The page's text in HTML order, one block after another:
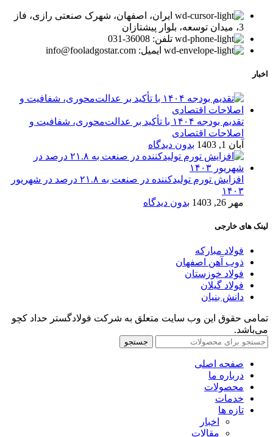
ایران، اصفهان، شهرک صنعتی رازی، فاز
3، میدان توسعه، بلوار پیشتازان
تلفن: 36008-031
ایمیل: info@fooladgostar.com
اخبار
تقدیم بودجه ۱۴۰۴ با تأکید بر عدالت‌محوری، شفافیت و
اصلاحات اقتصادی
آبان 1, 1403
بدون دیدگاه
افزایش تورم تولیدکننده در صنعت به ۲۱.۸ درصد در شهریور
۱۴۰۳
مهر 26, 1403
بدون دیدگاه
لینک های خارجی
فولاد مبارکه
ذوب آهن اصفهان
فولاد خوزستان
فولاد گیلان
دانش بنیان
تمامی حقوق این وب سایت متعلق به شرکت فولادگستر حداد کچو
می‌باشد.
جستجو
صفحه اصلی
درباره ما
محصولات
خدمات
تازه ها
اخبار
مقالات